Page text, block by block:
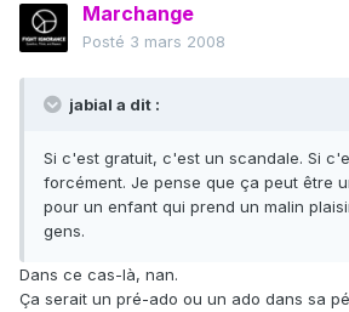
Marchange
Posté 3 mars 2008
jabial a dit :
Si c'est gratuit, c'est un scandale. Si
forcément. Je pense que ça peut être
pour un enfant qui prend un malin
gens.
Dans ce cas-là, nan.
Ça serait un pré-ado ou un ado dans sa